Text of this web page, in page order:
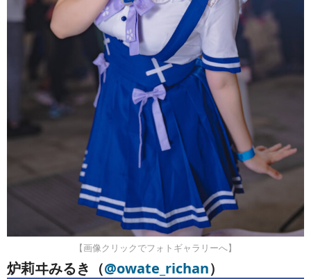
【画像クリックでフォトギャラリーへ】
炉莉ヰみるき （@owate_richan）